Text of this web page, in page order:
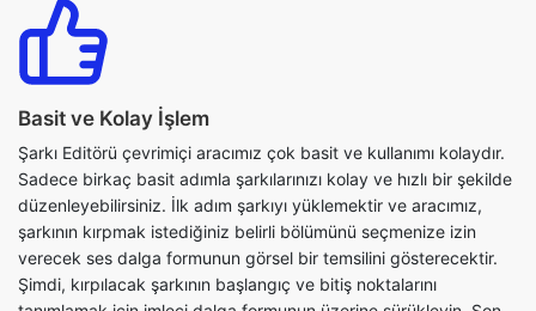
Basit ve Kolay İşlem
Şarkı Editörü çevrimiçi aracımız çok basit ve kullanımı kolaydır.
Sadece birkaç basit adımla şarkılarınızı kolay ve hızlı bir şekilde
şarkının kırpmak istediğiniz belirli bölümünü seçmenize izin
verecek ses dalga formunun görsel bir temsilini gösterecektir.
Şimdi, kırpılacak şarkının başlangıç ve bitiş noktalarını
tanımlamak için imleci dalga formunun üzerine sürükleyin. Son
olarak, şarkıyı indirmek ve daha fazla kullanım için kaydetmek
için 'Kes' düğmesine tıklayın.